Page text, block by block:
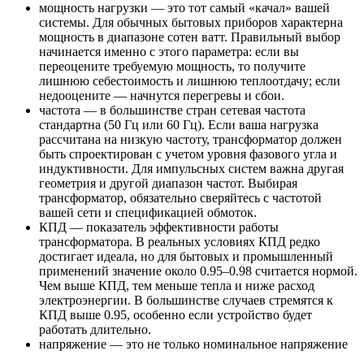
мощность нагрузки — это тот самый «качал» вашей
системы. Для обычных бытовых приборов характерна
мощность в диапазоне сотен ватт. Правильный выбор
начинается именно с этого параметра: если вы
переоцените требуемую мощность, то получите
лишнюю себестоимость и лишнюю теплоотдачу; если
недооцените — начнутся перегревы и сбои.
частота — в большинстве стран сетевая частота
стандартна (50 Гц или 60 Гц). Если ваша нагрузка
рассчитана на низкую частоту, трансформатор должен
быть спроектирован с учетом уровня фазового угла и
индуктивности. Для импульсных систем важна другая
геометрия и другой диапазон частот. Выбирая
трансформатор, обязательно сверяйтесь с частотой
вашей сети и спецификацией обмоток.
КПД — показатель эффективности работы
трансформатора. В реальных условиях КПД редко
достигает идеала, но для бытовых и промышленный
применений значение около 0.95–0.98 считается нормой.
Чем выше КПД, тем меньше тепла и ниже расход
электроэнергии. В большинстве случаев стремятся к
КПД выше 0.95, особенно если устройство будет
работать длительно.
напряжение — это не только номинальное напряжение